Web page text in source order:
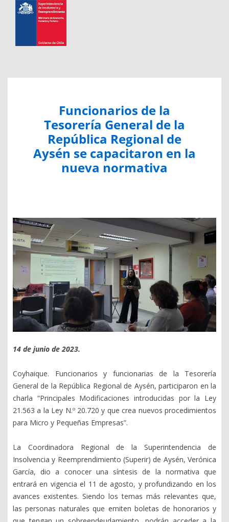
Funcionarios de la
Tesorería General de la
República Regional de
Aysén se capacitaron en la
nueva normativa
14 de junio de 2023.
Coyhaique. Funcionarios y funcionarias de la Tesorería
General de la República Regional de Aysén, participaron en la
charla “Principales Modificaciones introducidas por la Ley
21.563 a la Ley N.º 20.720 y que crea nuevos procedimientos
para Micro y Pequeñas Empresas”.
La Coordinadora Regional de la Superintendencia de
Insolvencia y Reemprendimiento (Superir) de Aysén, Verónica
García, dio a conocer una síntesis de la normativa que
entrará en vigencia el 11 de agosto, y profundizando en los
avances existentes. Siendo los temas más relevantes que,
las personas naturales que emiten boletas de honorarios y